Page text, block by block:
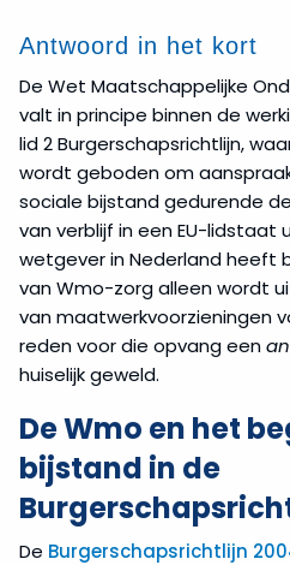
Antwoord in het kort
De Wet Maatschappelijke
valt in principe binnen de
lid 2 Burgerschapsrichtlijn,
wordt geboden om
sociale bijstand gedurende
van verblijf in een EU-lidstaat
wetgever in Nederland heeft
van Wmo-zorg alleen wordt
van maatwerkvoorzieningen
reden voor die opvang een
huiselijk geweld.
De Wmo en het
bijstand in de
De Burgerschapsrichtlijn